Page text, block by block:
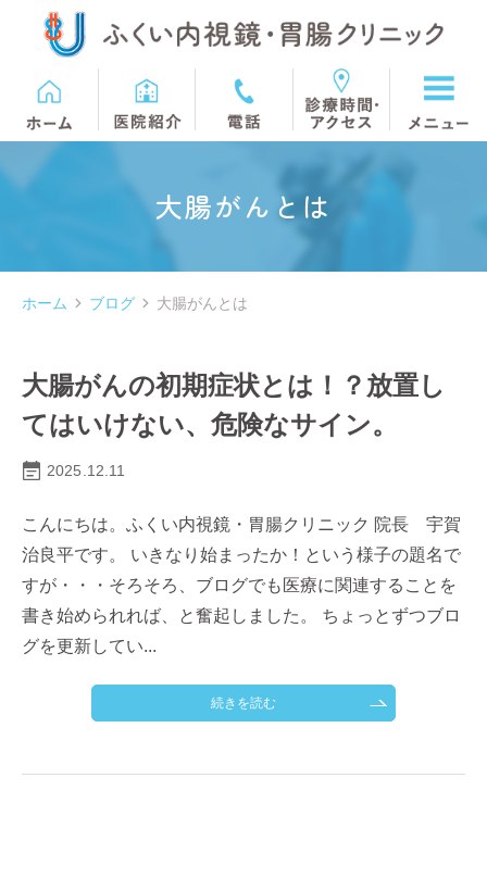
大腸がんとは
ホーム ブログ 大腸がんとは
大腸がんの初期症状とは！？放置し
てはいけない、危険なサイン。
2025.12.11
こんにちは。ふくい内視鏡・胃腸クリニック 院長 宇賀
治良平です。 いきなり始まったか！という様子の題名で
すが・・・そろそろ、ブログでも医療に関連することを
書き始められれば、と奮起しました。 ちょっとずつブロ
グを更新してい...
続きを読む